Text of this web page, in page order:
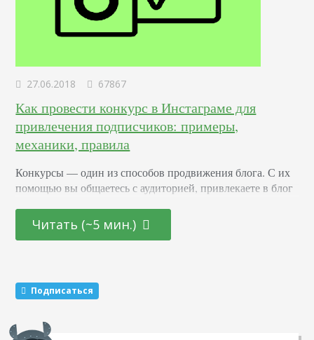
27.06.2018 67867
Как провести конкурс в Инстаграме для
привлечения подписчиков: примеры,
механики, правила
Конкурсы –– один из способов продвижения блога. С их
помощью вы общаетесь с аудиторией, привлекаете в блог
что вы обещаете участникам подарок за то, что они тем
или иным образом расскажут о вас другим пользователям.
механики, которые маркетологи советуют чередовать…
Читать (~5 мин.)
Подписаться